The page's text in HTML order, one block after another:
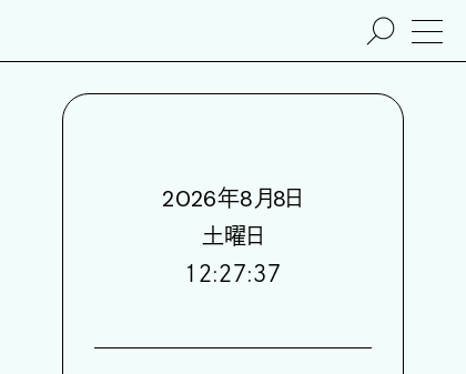
2026年8月8日
土曜日
１２:２７:３８